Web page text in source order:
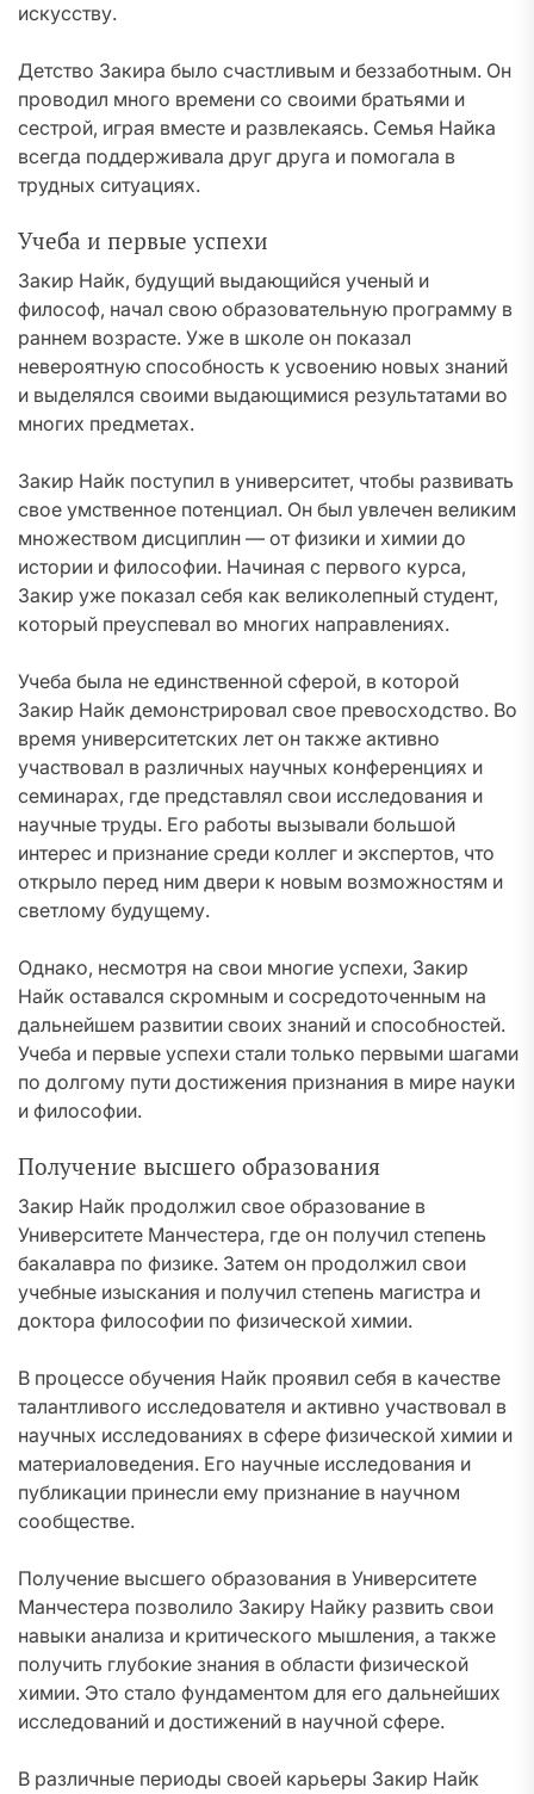
искусству.
Детство Закира было счастливым и беззаботным. Он
проводил много времени со своими братьями и
сестрой, играя вместе и развлекаясь. Семья Найка
всегда поддерживала друг друга и помогала в
трудных ситуациях.
Учеба и первые успехи
Закир Найк, будущий выдающийся ученый и
философ, начал свою образовательную программу в
раннем возрасте. Уже в школе он показал
невероятную способность к усвоению новых знаний
и выделялся своими выдающимися результатами во
многих предметах.
Закир Найк поступил в университет, чтобы развивать
свое умственное потенциал. Он был увлечен великим
множеством дисциплин — от физики и химии до
истории и философии. Начиная с первого курса,
Закир уже показал себя как великолепный студент,
который преуспевал во многих направлениях.
Учеба была не единственной сферой, в которой
Закир Найк демонстрировал свое превосходство. Во
время университетских лет он также активно
участвовал в различных научных конференциях и
семинарах, где представлял свои исследования и
научные труды. Его работы вызывали большой
интерес и признание среди коллег и экспертов, что
открыло перед ним двери к новым возможностям и
светлому будущему.
Однако, несмотря на свои многие успехи, Закир
Найк оставался скромным и сосредоточенным на
дальнейшем развитии своих знаний и способностей.
Учеба и первые успехи стали только первыми шагами
по долгому пути достижения признания в мире науки
и философии.
Получение высшего образования
Закир Найк продолжил свое образование в
Университете Манчестера, где он получил степень
бакалавра по физике. Затем он продолжил свои
учебные изыскания и получил степень магистра и
доктора философии по физической химии.
В процессе обучения Найк проявил себя в качестве
талантливого исследователя и активно участвовал в
научных исследованиях в сфере физической химии и
материаловедения. Его научные исследования и
публикации принесли ему признание в научном
сообществе.
Получение высшего образования в Университете
Манчестера позволило Закиру Найку развить свои
навыки анализа и критического мышления, а также
получить глубокие знания в области физической
химии. Это стало фундаментом для его дальнейших
исследований и достижений в научной сфере.
В различные периоды своей карьеры Закир Найк